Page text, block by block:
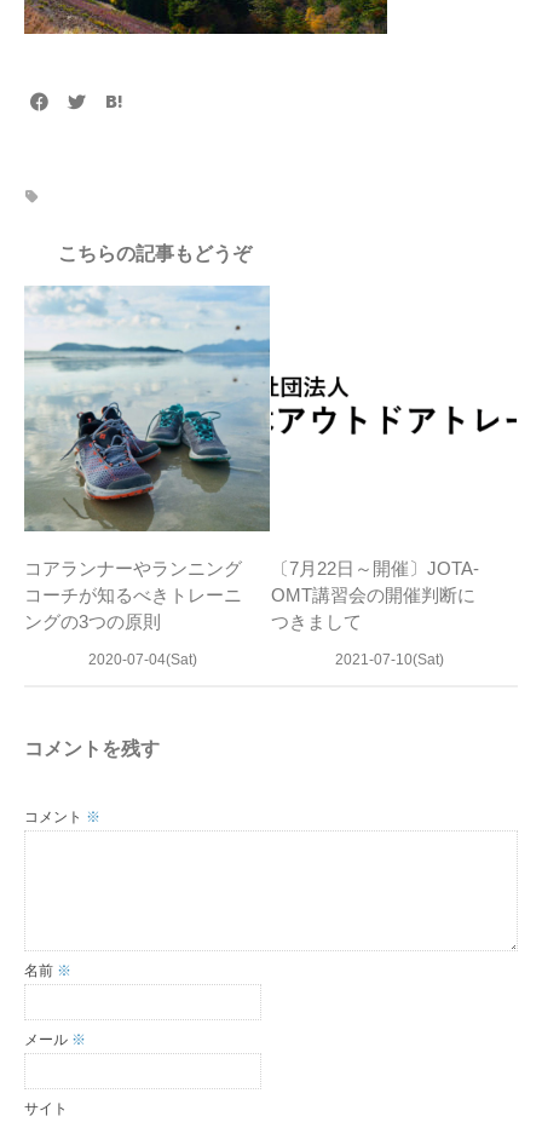
こちらの記事もどうぞ
コアランナーやランニング
コーチが知るべきトレーニ
ングの3つの原則
2020-07-04(Sat)
〔7月22日～開催〕JOTA-
OMT講習会の開催判断に
つきまして
2021-07-10(Sat)
コメントを残す
コメント ※
名前 ※
メール ※
サイト